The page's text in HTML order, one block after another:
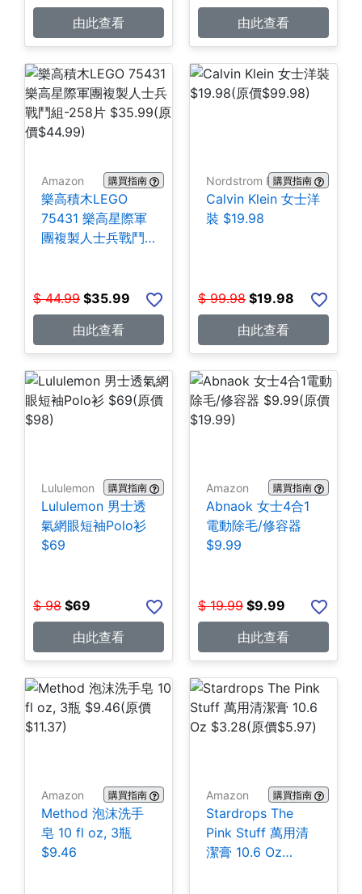
由此查看
由此查看
Amazon 購買指南
樂高積木LEGO
75431 樂高星際軍
團複製人士兵戰鬥
$ 44.99 $35.99
由此查看
Nordstrom Rack購買指南
Calvin Klein 女士洋
裝 $19.98
$ 99.98 $19.98
由此查看
Lululemon 購買指南
Lululemon 男士透
氣網眼短袖Polo衫
$69
$ 98 $69
由此查看
Amazon 購買指南
Abnaok 女士4合1
電動除毛/修容器
$9.99
$ 19.99 $9.99
由此查看
Amazon 購買指南
Method 泡沫洗手
皂 10 fl oz, 3瓶
$9.46
Amazon 購買指南
Stardrops The
Pink Stuff 萬用清
潔膏 10.6 Oz